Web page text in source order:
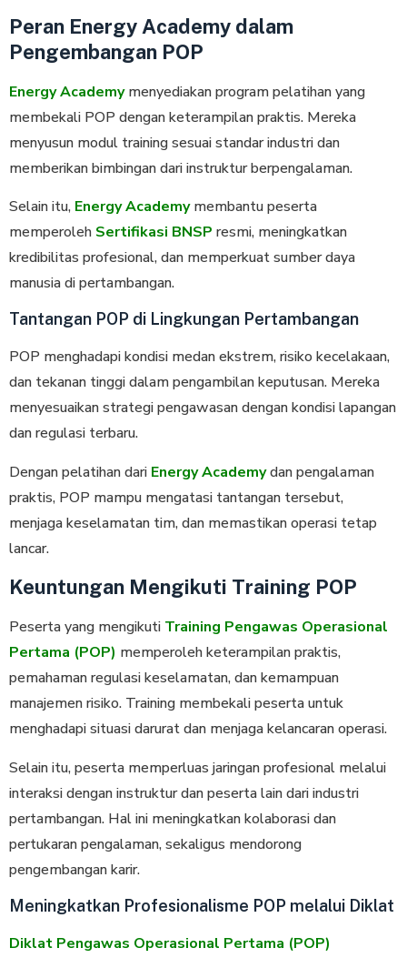
Peran Energy Academy dalam
Pengembangan POP
Energy Academymenyediakan program pelatihan yang
membekali POP dengan keterampilan praktis. Mereka
menyusun modul training sesuai standar industri dan
memberikan bimbingan dari instruktur berpengalaman.
Selain itu, Energy Academymembantu peserta
memperoleh Sertifikasi BNSP resmi, meningkatkan
kredibilitas profesional, dan memperkuat sumber daya
manusia di pertambangan.
Tantangan POP di Lingkungan Pertambangan
POP menghadapi kondisi medan ekstrem, risiko kecelakaan,
dan tekanan tinggi dalam pengambilan keputusan. Mereka
menyesuaikan strategi pengawasan dengan kondisi lapangan
dan regulasi terbaru.
Dengan pelatihan dari Energy Academydan pengalaman
praktis, POP mampu mengatasi tantangan tersebut,
menjaga keselamatan tim, dan memastikan operasi tetap
lancar.
Keuntungan Mengikuti Training POP
Peserta yang mengikuti Training Pengawas Operasional
Pertama (POP) memperoleh keterampilan praktis,
pemahaman regulasi keselamatan, dan kemampuan
manajemen risiko. Training membekali peserta untuk
menghadapi situasi darurat dan menjaga kelancaran operasi.
Selain itu, peserta memperluas jaringan profesional melalui
interaksi dengan instruktur dan peserta lain dari industri
pertambangan. Hal ini meningkatkan kolaborasi dan
pertukaran pengalaman, sekaligus mendorong
pengembangan karir.
Meningkatkan Profesionalisme POP melalui Diklat
Diklat Pengawas Operasional Pertama (POP)